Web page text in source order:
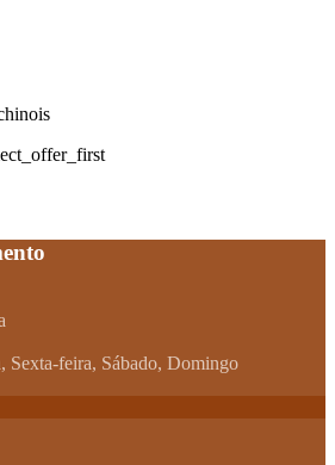
Sexta-feira, Sábado, Domingo